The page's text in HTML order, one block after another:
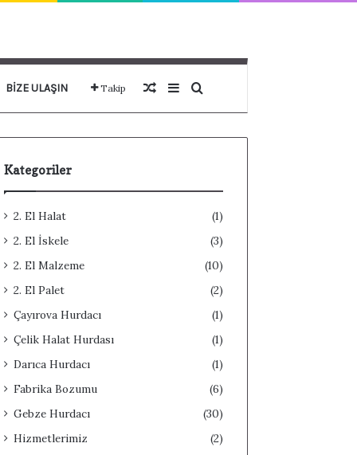
BIZE ULAŞIN Takip Rastgele Makale
Kenar Bölmesi
Kategoriler
2. El Halat
(1)
2. El İskele
(3)
2. El Malzeme
(10)
2. El Palet
(2)
Çayırova Hurdacı
(1)
Çelik Halat Hurdası
(1)
Darıca Hurdacı
(1)
Fabrika Bozumu
(6)
Gebze Hurdacı
(30)
Hizmetlerimiz
(2)